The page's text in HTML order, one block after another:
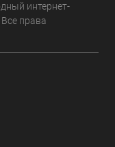
интернет-
права